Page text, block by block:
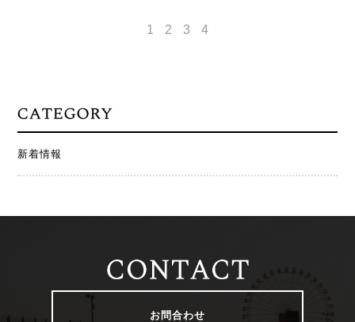
1 2 3 4
新着情報
お問合わせ